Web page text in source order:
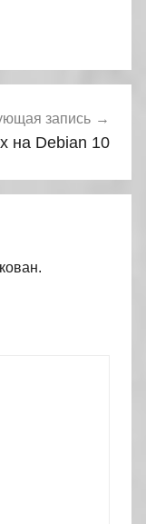
запись
на Debian 10